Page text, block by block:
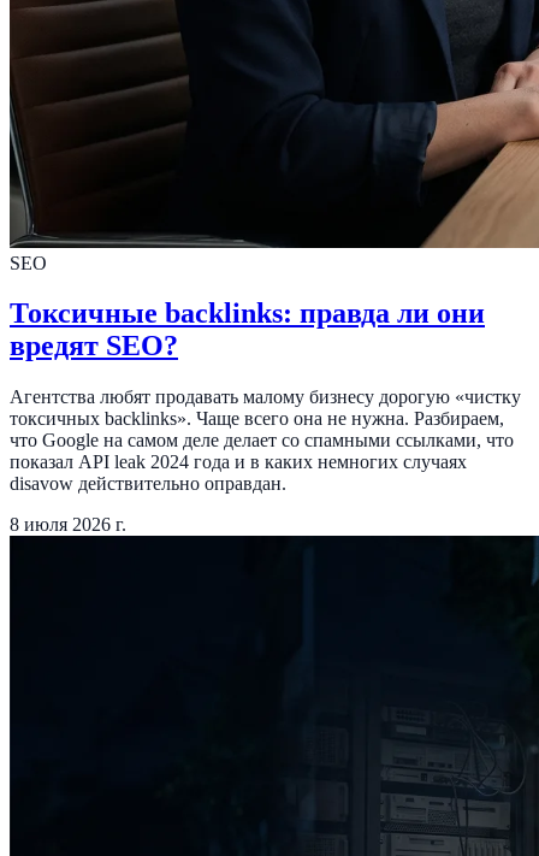
SEO
Токсичные backlinks: правда ли они
вредят SEO?
Агентства любят продавать малому бизнесу дорогую «чистку
токсичных backlinks». Чаще всего она не нужна. Разбираем,
что Google на самом деле делает со спамными ссылками, что
показал API leak 2024 года и в каких немногих случаях
disavow действительно оправдан.
8 июля 2026 г.